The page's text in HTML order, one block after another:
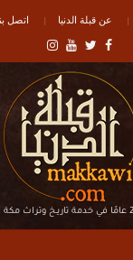
عن قبلة الدنيا اتصل